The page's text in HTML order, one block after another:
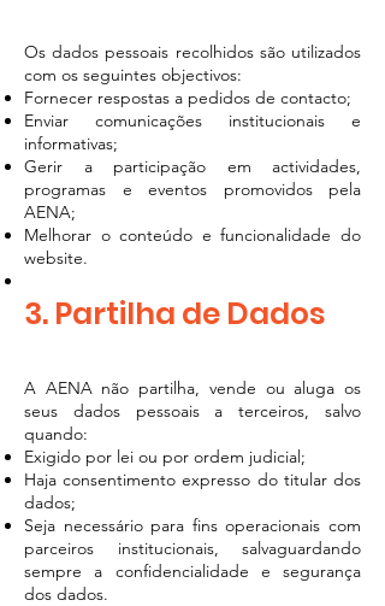
Os dados pessoais recolhidos são utilizados
com os seguintes objectivos:
Fornecer respostas a pedidos de contacto;
Enviar comunicações institucionais e
informativas;
Gerir a participação em actividades,
programas e eventos promovidos pela
AENA;
Melhorar o conteúdo e funcionalidade do
website.
3. Partilha de Dados
A AENA não partilha, vende ou aluga os
seus dados pessoais a terceiros, salvo
quando:
Exigido por lei ou por ordem judicial;
Haja consentimento expresso do titular dos
dados;
Seja necessário para fins operacionais com
parceiros institucionais, salvaguardando
sempre a confidencialidade e segurança
dos dados.